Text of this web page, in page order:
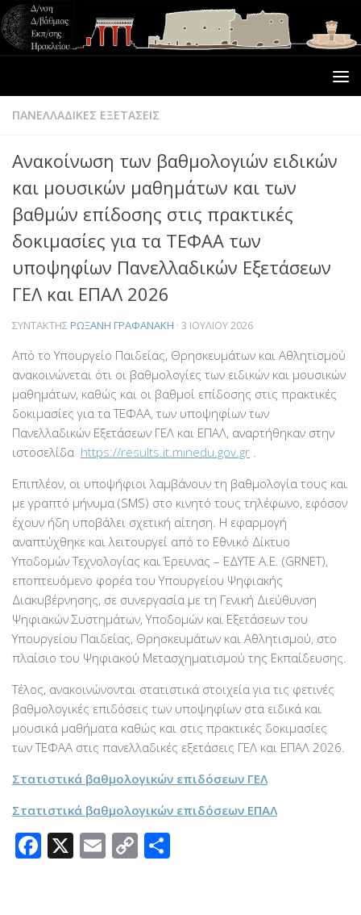
ΠΑΝΕΛΛΑΔΙΚΕΣ ΕΞΕΤΑΣΕΙΣ
Ανακοίνωση των βαθμολογιών ειδικών
και μουσικών μαθημάτων και των
βαθμών επίδοσης στις πρακτικές
δοκιμασίες για τα ΤΕΦΑΑ των
υποψηφίων Πανελλαδικών Εξετάσεων
ΓΕΛ και ΕΠΑΛ 2026
ΣΥΝΤΆΚΤΗΣ ΡΩΞΆΝΗ ΓΡΑΦΑΝΆΚΗ · 3 ΙΟΥΛΊΟΥ 2026
Από το Υπουργείο Παιδείας, Θρησκευμάτων και Αθλητισμού
ανακοινώνεται ότι οι βαθμολογίες των ειδικών και μουσικών
μαθημάτων, καθώς και οι βαθμοί επίδοσης στις πρακτικές
δοκιμασίες για τα ΤΕΦΑΑ, των υποψηφίων των
Πανελλαδικών Εξετάσεων ΓΕΛ και ΕΠΑΛ, αναρτήθηκαν στην
ιστοσελίδα https://results.it.minedu.gov.gr .
Επιπλέον, οι υποψήφιοι λαμβάνουν τη βαθμολογία τους και
με γραπτό μήνυμα (SMS) στο κινητό τους τηλέφωνο, εφόσον
έχουν ήδη υποβάλει σχετική αίτηση. Η εφαρμογή
αναπτύχθηκε και λειτουργεί από το Εθνικό Δίκτυο
Υποδομών Τεχνολογίας και Έρευνας – ΕΔΥΤΕ Α.Ε. (GRNET),
εποπτευόμενο φορέα του Υπουργείου Ψηφιακής
Διακυβέρνησης, σε συνεργασία με τη Γενική Διεύθυνση
Ψηφιακών Συστημάτων, Υποδομών και Εξετάσεων του
Υπουργείου Παιδείας, Θρησκευμάτων και Αθλητισμού, στο
πλαίσιο του Ψηφιακού Μετασχηματισμού της Εκπαίδευσης.
Τέλος, ανακοινώνονται στατιστικά στοιχεία για τις φετινές
βαθμολογικές επιδόσεις των υποψηφίων στα ειδικά και
μουσικά μαθήματα καθώς και στις πρακτικές δοκιμασίες
των ΤΕΦΑΑ στις πανελλαδικές εξετάσεις ΓΕΛ και ΕΠΑΛ 2026.
Στατιστικά βαθμολογικών επιδόσεων ΓΕΛ
Στατιστικά βαθμολογικών επιδόσεων ΕΠΑΛ
Facebook
X Email
Copy